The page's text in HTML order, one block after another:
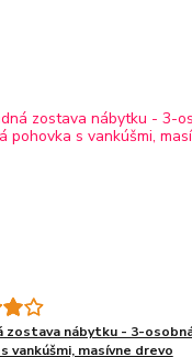
zostava nábytku - 3-
vankúšmi, masívne drevo